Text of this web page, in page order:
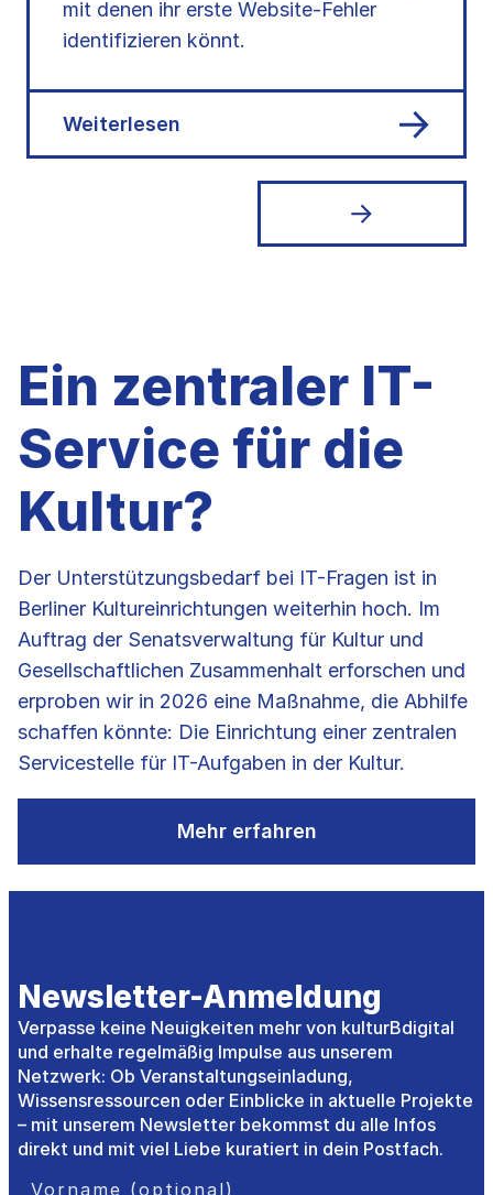
mit denen ihr erste Website-Fehler
identifizieren könnt.
Weiterlesen
Ein zentraler IT-
Service für die
Kultur?
Der Unterstützungsbedarf bei IT-Fragen ist in
Berliner Kultureinrichtungen weiterhin hoch. Im
Auftrag der Senatsverwaltung für Kultur und
Gesellschaftlichen Zusammenhalt erforschen und
erproben wir in 2026 eine Maßnahme, die Abhilfe
schaffen könnte: Die Einrichtung einer zentralen
Servicestelle für IT-Aufgaben in der Kultur.
Mehr erfahren
Newsletter-Anmeldung
Verpasse keine Neuigkeiten mehr von kulturBdigital
und erhalte regelmäßig Impulse aus unserem
Netzwerk: Ob Veranstaltungseinladung,
Wissensressourcen oder Einblicke in aktuelle Projekte
– mit unserem Newsletter bekommst du alle Infos
direkt und mit viel Liebe kuratiert in dein Postfach.